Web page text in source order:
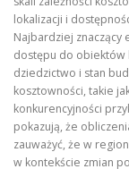
lokalizacji i
Najbardziej
dostępu do obiektów
dziedzictwo i stan
kosztowności, takie
konkurencyjności
pokazują, że
zauważyć, że w
w kontekście zmian